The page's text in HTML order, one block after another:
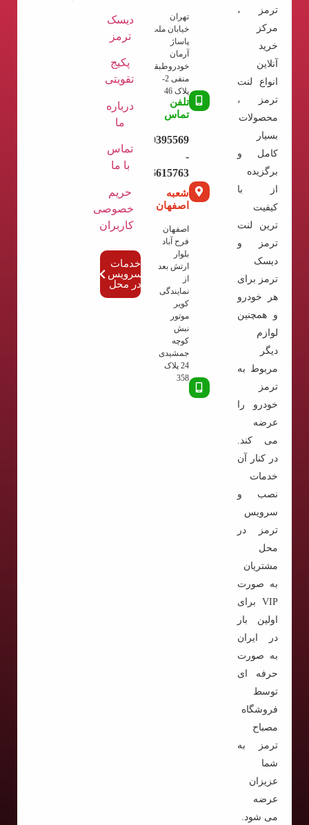
ترمز ،
مرکز
خرید
آنلاین
انواع لنت
ترمز ،
محصولات
بسیار
کامل و
برگزیده
از با
کیفیت
ترین لنت
ترمز و
دیسک
ترمز برای
هر خودرو
و همچنین
لوازم
دیگر
مربوط به
ترمز
خودرو را
عرضه
می کند.
در کنار آن
خدمات
نصب و
سرویس
ترمز در
محل
مشتریان
به صورت
VIP برای
اولین بار
در ایران
به صورت
حرفه ای
توسط
فروشگاه
مصباح
ترمز به
شما
عزیزان
عرضه
می شود.
تهران
خیابان ملت
پاساژ
آرمان
خودروطبقه
منفی 2-
پلاک 46
تلفن
تماس
09120395569
-
02136615763
شعبه
اصفهان
اصفهان
فرح آباد
بلوار
ارتش بعد
از
نمایندگی
کویر
موتور
نبش
کوچه
جمشیدی
24 پلاک
358
دیسک
ترمز
پکیج
تقویتی
درباره
ما
تماس
با ما
حریم
خصوصی
کاربران
خدمات
سرویس
در محل